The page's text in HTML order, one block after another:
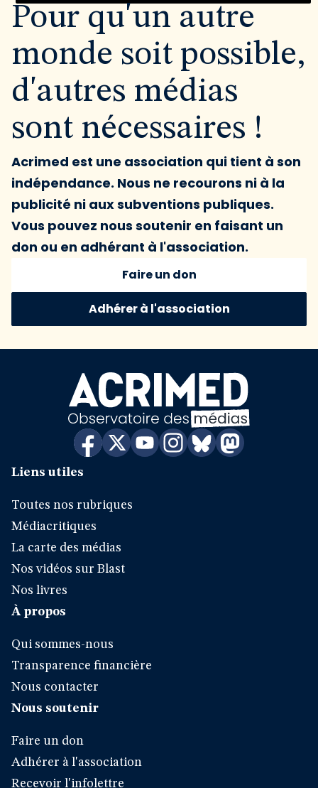
Pour qu'un autre
monde soit possible,
d'autres médias
sont nécessaires !
Acrimed est une association qui tient à son
indépendance. Nous ne recourons ni à la
publicité ni aux subventions publiques.
Vous pouvez nous soutenir en faisant un
don ou en adhérant à l'association.
Faire un don
Adhérer à l'association
Liens utiles
Toutes nos rubriques
Médiacritiques
La carte des médias
Nos vidéos sur Blast
Nos livres
À propos
Qui sommes-nous
Transparence financière
Nous contacter
Nous soutenir
Faire un don
Adhérer à l'association
Recevoir l'infolettre